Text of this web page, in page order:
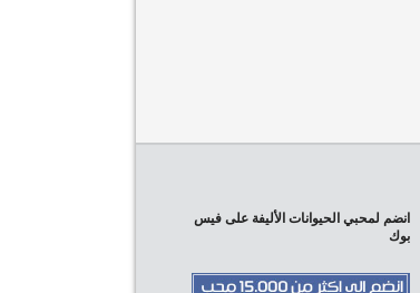
انضم لمحبي الحيوانات الأليفة على فيس
بوك